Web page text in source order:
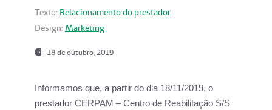
Texto: Relacionamento do prestador
Design: Marketing
18 de outubro, 2019
Informamos que, a partir do dia 18/11/2019, o
prestador CERPAM – Centro de Reabilitação S/S